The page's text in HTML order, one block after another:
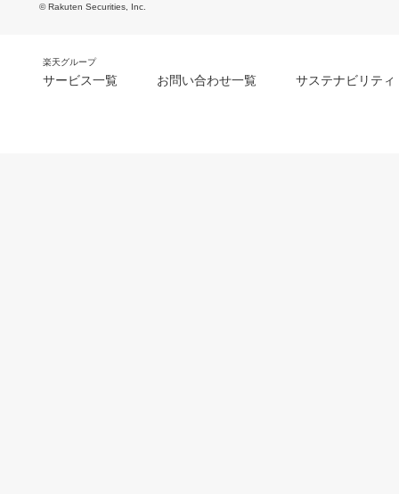
© Rakuten Securities, Inc.
楽天グループ
サービス一覧 お問い合わせ一覧 サステナビリティ